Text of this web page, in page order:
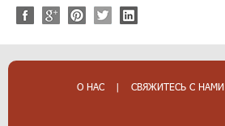
О НАС | СВЯЖИТЕСЬ С НАМИ